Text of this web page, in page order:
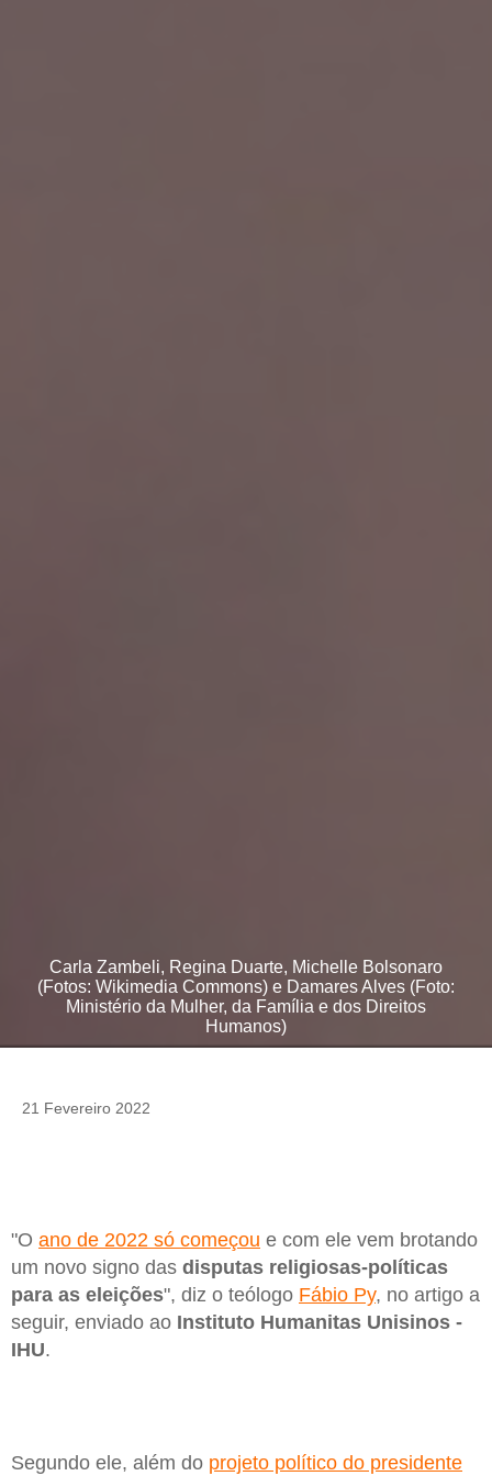
Carla Zambeli, Regina Duarte, Michelle Bolsonaro
(Fotos: Wikimedia Commons) e Damares Alves (Foto:
Ministério da Mulher, da Família e dos Direitos
Humanos)
21 Fevereiro 2022
"O ano de 2022 só começou e com ele vem brotando
um novo signo das disputas religiosas-políticas
para as eleições", diz o teólogo Fábio Py, no artigo a
seguir, enviado ao Instituto Humanitas Unisinos -
IHU.
Segundo ele, além do projeto político do presidente